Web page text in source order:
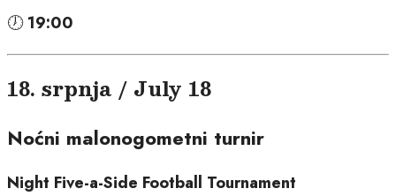
🕖19:00
18. srpnja / July 18
Noćni malonogometni turnir
Night Five-a-Side Football Tournament